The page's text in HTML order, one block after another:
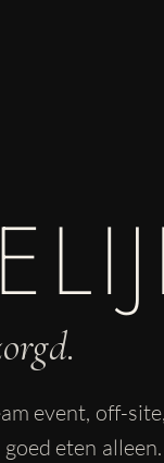
event, off-
eten